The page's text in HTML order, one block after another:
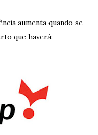
que haverá: